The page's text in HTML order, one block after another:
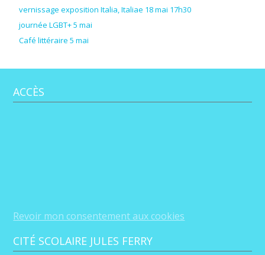
vernissage exposition Italia, Italiae 18 mai 17h30
journée LGBT+ 5 mai
Café littéraire 5 mai
ACCÈS
Revoir mon consentement aux cookies
CITÉ SCOLAIRE JULES FERRY